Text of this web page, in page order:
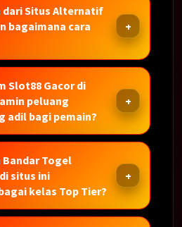
dari Situs Alternatif
bagaimana cara
Slot88 Gacor di
peluang
adil bagi pemain?
Bandar Togel
situs ini
kelas Top Tier?